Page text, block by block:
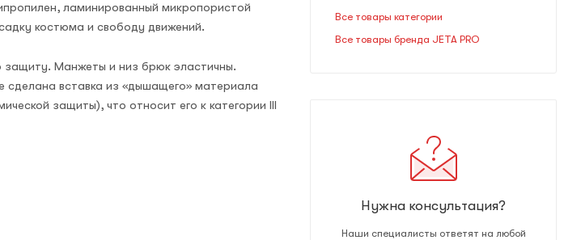
ламинированный микропористой
костюма и свободу движений.
Манжеты и низ брюк эластичны.
вставка из «дышащего» материала
защиты), что относит его к категории III
Все товары категории
Все товары бренда JETA PRO
Нужна консультация?
Наши специалисты ответят на любой